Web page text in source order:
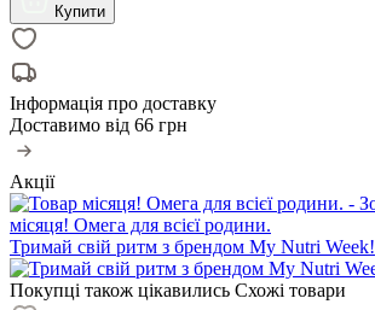
Купити
Інформація про доставку
Доставимо від 66 грн
Акції
місяця! Омега для всієї родини.
Тримай свій ритм з брендом My Nutri Week!
Покупці також цікавились Схожі товари